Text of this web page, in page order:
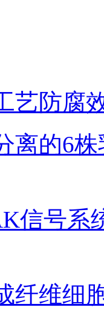
艺防腐
离的6
信号系
纤维细